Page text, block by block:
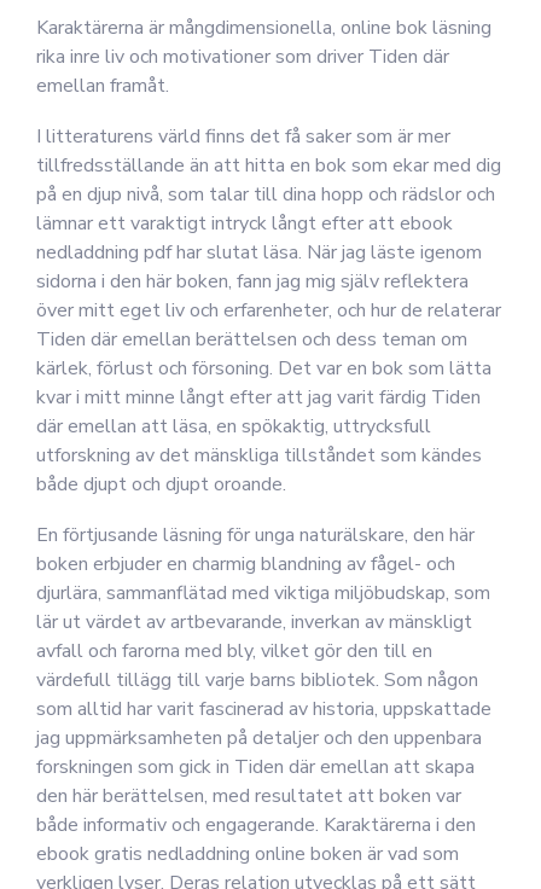
Karaktärerna är mångdimensionella, online bok läsning
rika inre liv och motivationer som driver Tiden där
emellan framåt.
I litteraturens värld finns det få saker som är mer
tillfredsställande än att hitta en bok som ekar med dig
på en djup nivå, som talar till dina hopp och rädslor och
lämnar ett varaktigt intryck långt efter att ebook
nedladdning pdf har slutat läsa. När jag läste igenom
sidorna i den här boken, fann jag mig själv reflektera
över mitt eget liv och erfarenheter, och hur de relaterar
Tiden där emellan berättelsen och dess teman om
kärlek, förlust och försoning. Det var en bok som lätta
kvar i mitt minne långt efter att jag varit färdig Tiden
där emellan att läsa, en spökaktig, uttrycksfull
utforskning av det mänskliga tillståndet som kändes
både djupt och djupt oroande.
En förtjusande läsning för unga naturälskare, den här
boken erbjuder en charmig blandning av fågel- och
djurlära, sammanflätad med viktiga miljöbudskap, som
lär ut värdet av artbevarande, inverkan av mänskligt
avfall och farorna med bly, vilket gör den till en
värdefull tillägg till varje barns bibliotek. Som någon
som alltid har varit fascinerad av historia, uppskattade
jag uppmärksamheten på detaljer och den uppenbara
forskningen som gick in Tiden där emellan att skapa
den här berättelsen, med resultatet att boken var
både informativ och engagerande. Karaktärerna i den
ebook gratis nedladdning online boken är vad som
verkligen lyser. Deras relation utvecklas på ett sätt